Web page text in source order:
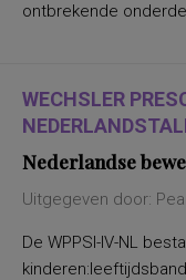
ontbrekende
WECHSLER
Nederlandse
Uitgegeven door:
De WPPSI-IV-NL
kinderen:leeftijdsband